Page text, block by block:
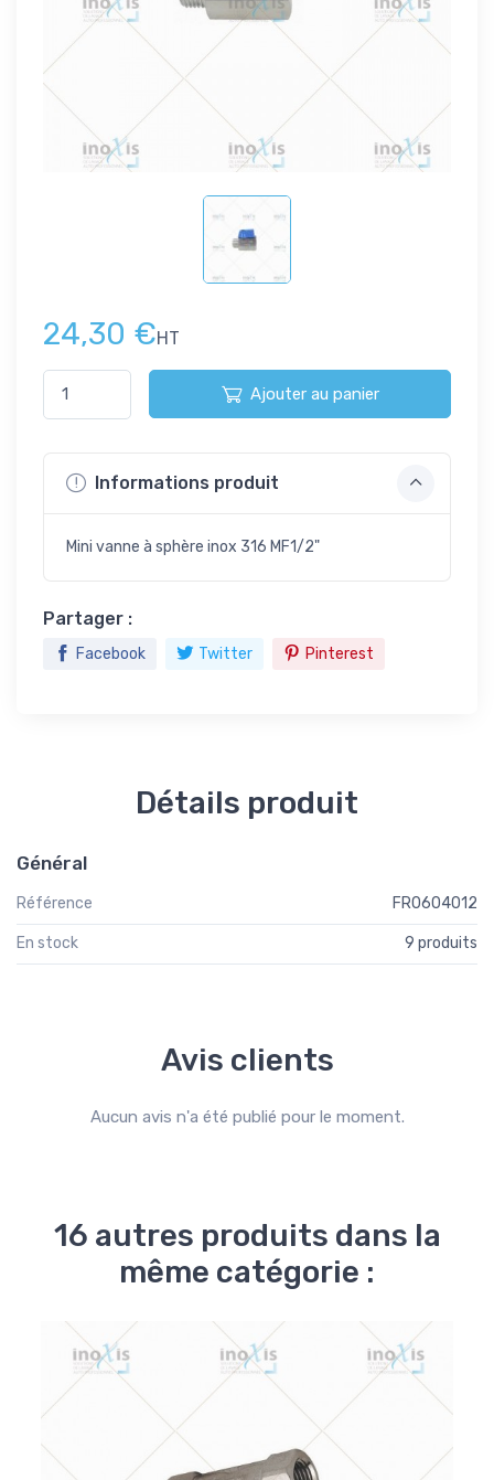
24,30 €HT
Ajouter au panier
Informations produit
Mini vanne à sphère inox 316 MF1/2"
Partager :
Facebook Twitter Pinterest
Détails produit
Général
Référence FR0604012
En stock 9 produits
Avis clients
Aucun avis n'a été publié pour le moment.
16 autres produits dans la
même catégorie :